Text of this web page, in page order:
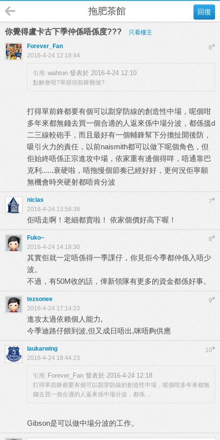
回復
拖肥茶館
你覺得盧卡古下季仲係唔係度??? 只看樓主
6#
Forever_Fan
2016-4-24 12:18:44
引用: wahton 發表於 2016-4-24 12:10
點解會咁?單箭頭前鋒難做?
打得單前鋒都要有個可以劏穿防線的創造性中場，呢個咁
多年來都無錢去買一個合適的人返來係中場分波，都係搵d
二三線較砲手，而且最好有一個輔鋒幫下分擔扯開後防，
吸引火力的責任，以前naismith都可以做下呢個角色，但
佢始終唔係正宗進攻中場，依家重有邊個得咩，唔通靠巴
克利......衰硬啦，唔拖慢個節奏已經好好，更何況佢寧願
無機會時夾硬射都唔肯分波
7#
niclas
2016-4-24 13:58:38
佢唔走啊！老細都賣啦！ 依家個價好高下喔！
8#
Fuko~
2016-4-24 14:18:30
其實佢就一定唔係得一季課仔，你見佢今季都仲係入唔少
波。
不過，有50M收的話，俾新領隊有更多的資金都係好事。
9#
tezsonee
2016-4-24 17:14:23
進攻太過依賴個人能力,
今季迪路仔餵到波,但又成日唔出,咪唔夠供應
10#
laukarwing
2016-4-24 18:44:23
引用: Forever_Fan 發表於 2016-4-24 12:18
打得單前鋒都要有個可以劏穿防線的創造性中場，呢個咁多年來都無
錢去買一個合適的人返來係中場分波，都係 ...
Gibson是可以做中場分波的工作。